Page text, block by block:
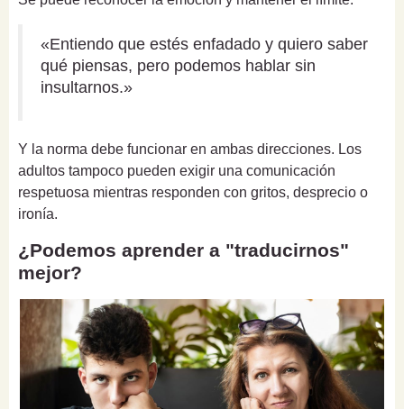
«Entiendo que estés enfadado y quiero saber
qué piensas, pero podemos hablar sin
insultarnos.»
Y la norma debe funcionar en ambas direcciones. Los
adultos tampoco pueden exigir una comunicación
respetuosa mientras responden con gritos, desprecio o
ironía.
¿Podemos aprender a "traducirnos"
mejor?